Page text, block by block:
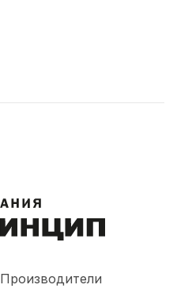
Производители